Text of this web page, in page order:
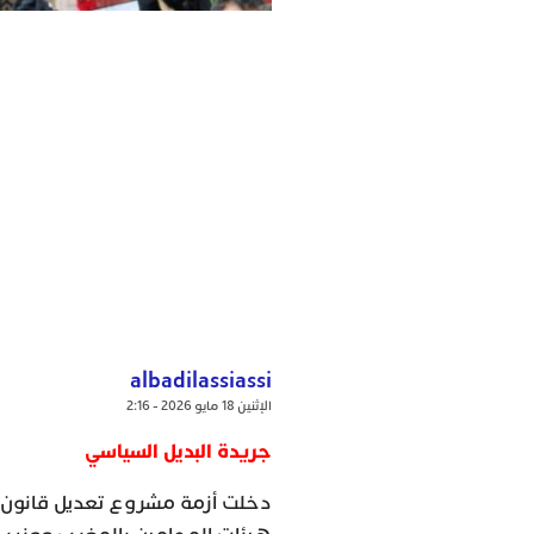
albadilassiassi
الإثنين 18 مايو 2026 - 2:16
جريدة البديل السياسي
دخلت أزمة مشروع تعديل